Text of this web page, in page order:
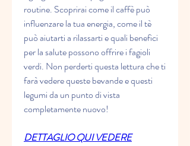
routine. Scoprirai come il caffè può
influenzare la tua energia, come il tè
può aiutarti a rilassarti e quali benefici
per la salute possono offrire i fagioli
verdi. Non perderti questa lettura che ti
farà vedere queste bevande e questi
legumi da un punto di vista
completamente nuovo!
DETTAGLIO QUI VEDERE